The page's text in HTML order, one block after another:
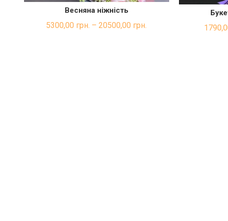
ШВИДКА ПОКУПКА
Весняна ніжність
5300,00 грн. –20500,00 грн.